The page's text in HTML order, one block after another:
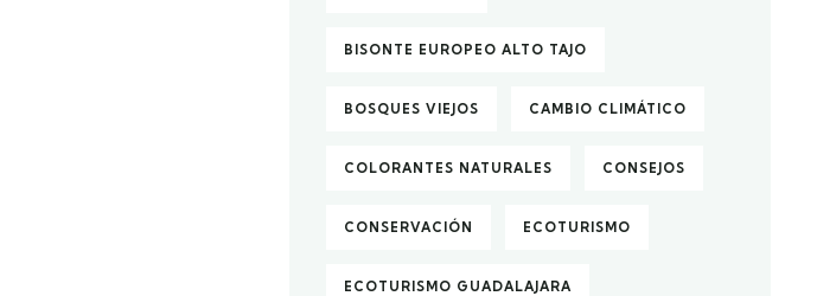
BISONTE EUROPEO ALTO TAJO
BOSQUES VIEJOS CAMBIO CLIMÁTICO
COLORANTES NATURALES CONSEJOS
CONSERVACIÓN ECOTURISMO
ECOTURISMO GUADALAJARA